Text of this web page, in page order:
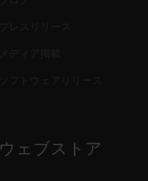
ウェブストア